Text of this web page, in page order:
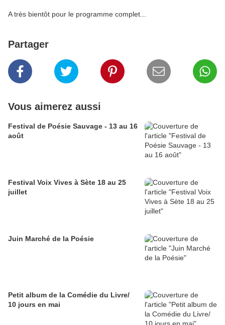
A très bientôt pour le programme complet...
Partager
Vous aimerez aussi
Festival de Poésie Sauvage - 13 au 16
août
Festival Voix Vives à Sète 18 au 25
juillet
Juin Marché de la Poésie
Petit album de la Comédie du Livre/
10 jours en mai